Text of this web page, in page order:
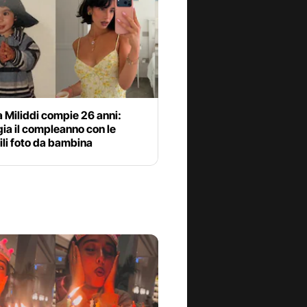
Miliddi compie 26 anni:
il compleanno con le
foto da bambina